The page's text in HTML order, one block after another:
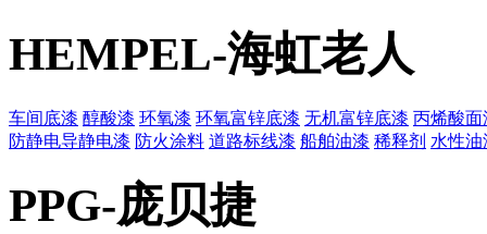
HEMPEL-海虹老人
车间底漆 醇酸漆 环氧漆 环氧富锌底漆 无机富锌底漆 丙烯酸面
防静电导静电漆 防火涂料 道路标线漆 船舶油漆 稀释剂 水性油
PPG-庞贝捷